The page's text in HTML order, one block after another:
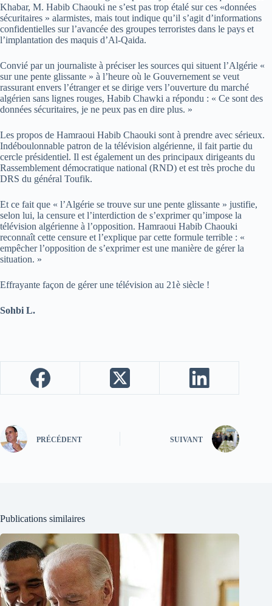
Khabar, M. Habib Chaouki ne s’est pas trop étalé sur ces «données
sécuritaires » alarmistes, mais tout indique qu’il s’agit d’informations
confidentielles sur l’avancée des groupes terroristes dans le pays et
l’implantation des maquis d’Al-Qaida.
Convié par un journaliste à préciser les sources qui situent l’Algérie «
sur une pente glissante » à l’heure où le Gouvernement se veut
rassurant envers l’étranger et se dirige vers l’ouverture du marché
algérien sans lignes rouges, Habib Chawki a répondu : « Ce sont des
données sécuritaires, je ne peux pas en dire plus. »
Les propos de Hamraoui Habib Chaouki sont à prendre avec sérieux.
Indéboulonnable patron de la télévision algérienne, il fait partie du
cercle présidentiel. Il est également un des principaux dirigeants du
Rassemblement démocratique national (RND) et est très proche du
DRS du général Toufik.
Et ce fait que « l’Algérie se trouve sur une pente glissante » justifie,
selon lui, la censure et l’interdiction de s’exprimer qu’impose la
télévision algérienne à l’opposition. Hamraoui Habib Chaouki
reconnaît cette censure et l’explique par cette formule terrible : «
empêcher l’opposition de s’exprimer est une manière de gérer la
situation. »
Effrayante façon de gérer une télévision au 21è siècle !
Sohbi L.
PRÉCÉDENT SUIVANT
Publications similaires